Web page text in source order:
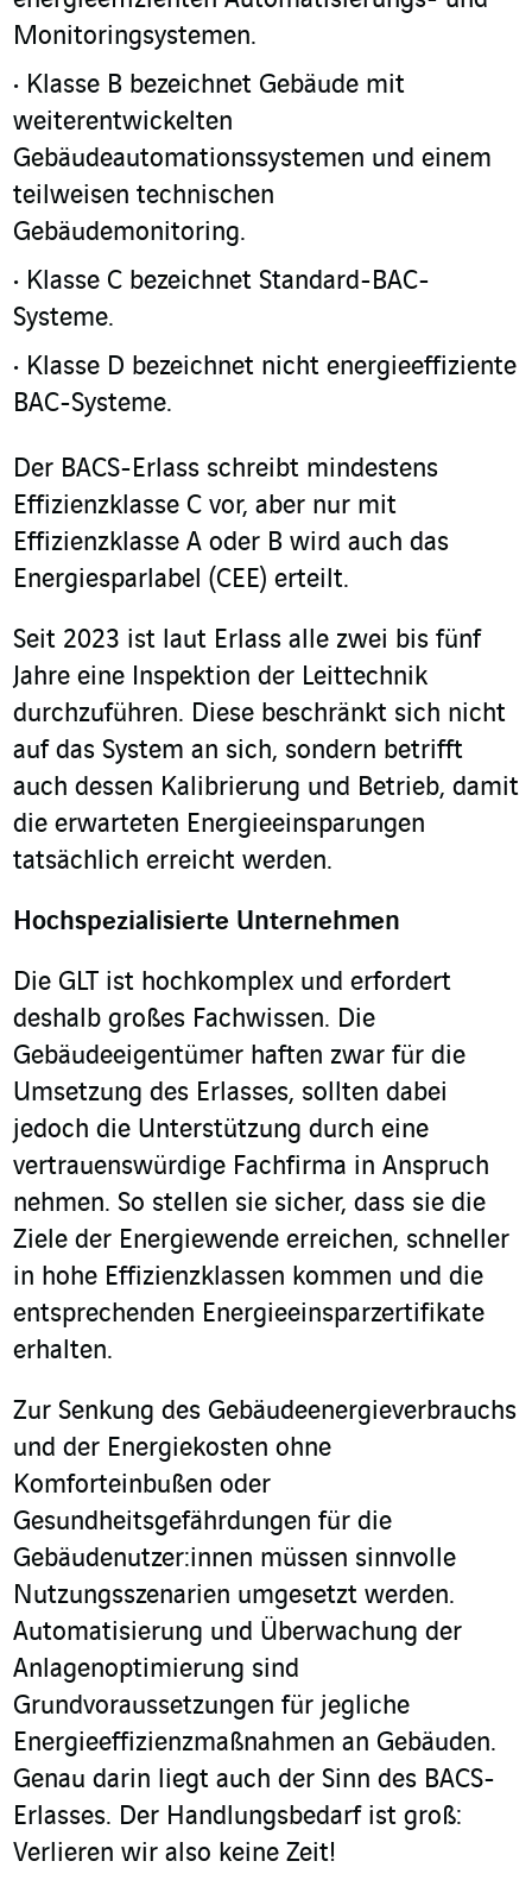
Monitoringsystemen.
Klasse B bezeichnet Gebäude mit
weiterentwickelten
Gebäudeautomationssystemen und einem
teilweisen technischen
Gebäudemonitoring.
Klasse C bezeichnet Standard-BAC-
Systeme.
Klasse D bezeichnet nicht energieeffiziente
BAC-Systeme.
Der BACS-Erlass schreibt mindestens
Effizienzklasse C vor, aber nur mit
Effizienzklasse A oder B wird auch das
Energiesparlabel (CEE) erteilt.
Seit 2023 ist laut Erlass alle zwei bis fünf
Jahre eine Inspektion der Leittechnik
durchzuführen. Diese beschränkt sich nicht
auf das System an sich, sondern betrifft
auch dessen Kalibrierung und Betrieb, damit
die erwarteten Energieeinsparungen
tatsächlich erreicht werden.
Hochspezialisierte Unternehmen
Die GLT ist hochkomplex und erfordert
deshalb großes Fachwissen. Die
Gebäudeeigentümer haften zwar für die
Umsetzung des Erlasses, sollten dabei
jedoch die Unterstützung durch eine
vertrauenswürdige Fachfirma in Anspruch
nehmen. So stellen sie sicher, dass sie die
Ziele der Energiewende erreichen, schneller
in hohe Effizienzklassen kommen und die
entsprechenden Energieeinsparzertifikate
erhalten.
Zur Senkung des Gebäudeenergieverbrauchs
und der Energiekosten ohne
Komforteinbußen oder
Gesundheitsgefährdungen für die
Gebäudenutzer:innen müssen sinnvolle
Nutzungsszenarien umgesetzt werden.
Automatisierung und Überwachung der
Anlagenoptimierung sind
Grundvoraussetzungen für jegliche
Energieeffizienzmaßnahmen an Gebäuden.
Genau darin liegt auch der Sinn des BACS-
Erlasses. Der Handlungsbedarf ist groß:
Verlieren wir also keine Zeit!